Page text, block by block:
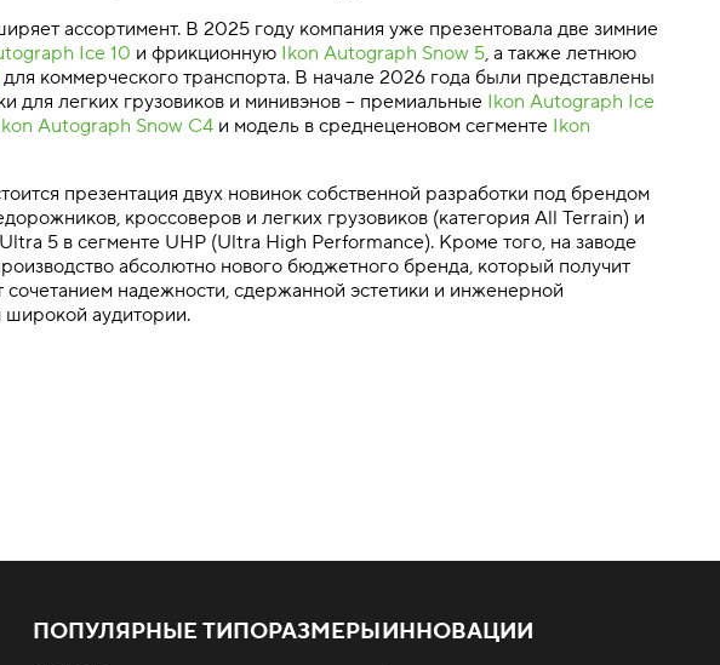
ассортимент. В 2025 году компания уже презентовала две зимние
Ice 10 и фрикционную Ikon Autograph Snow 5, а также летнюю
для коммерческого транспорта. В начале 2026 года были представлены
для легких грузовиков и минивэнов – премиальные Ikon Autograph Ice
Autograph Snow C4 и модель в среднеценовом сегменте Ikon
презентация двух новинок собственной разработки под брендом
кроссоверов и легких грузовиков (категория All Terrain) и
5 в сегменте UHP (Ultra High Performance). Кроме того, на заводе
абсолютно нового бюджетного бренда, который получит
сочетанием надежности, сдержанной эстетики и инженерной
широкой аудитории.
ПОПУЛЯРНЫЕ ТИПОРАЗМЕРЫИННОВАЦИИ